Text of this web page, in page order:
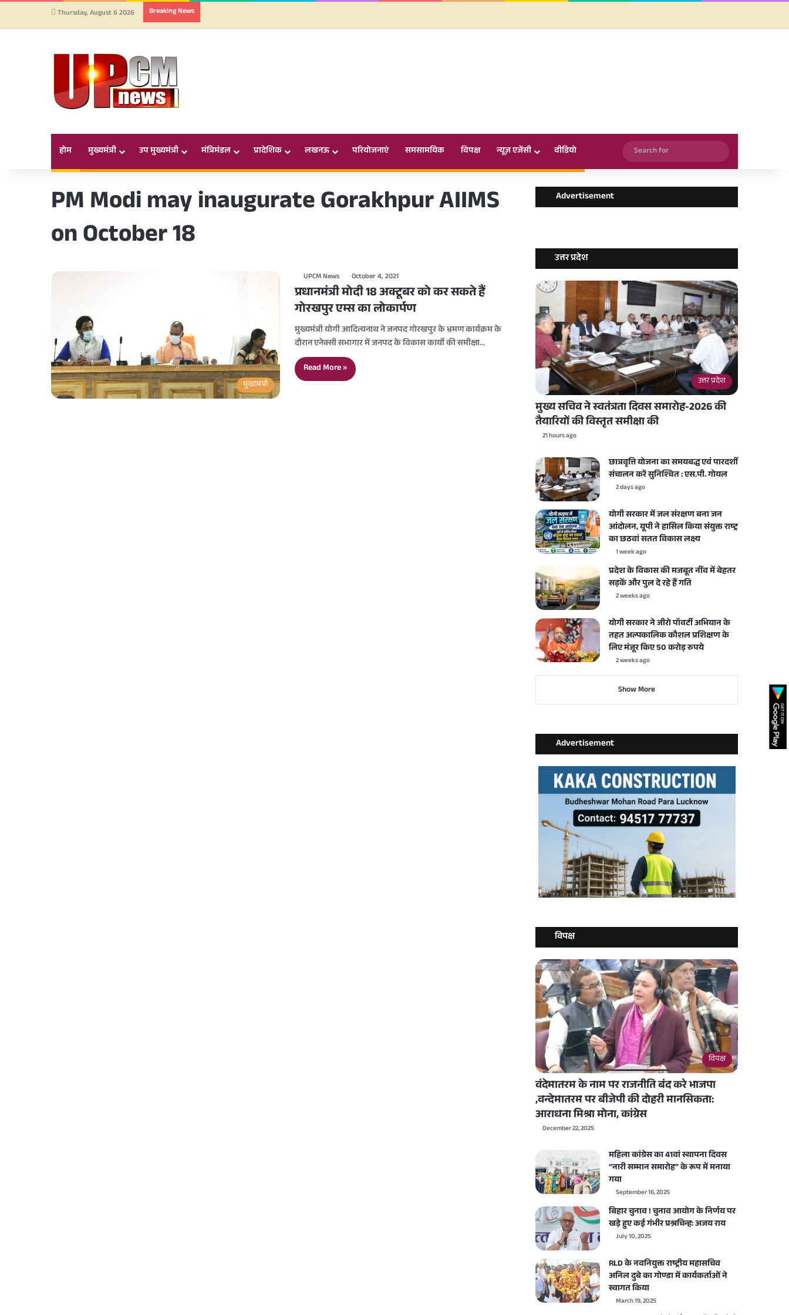
Thursday, August 6 2026 Breaking News
होम मुख्यमंत्री उप मुख्यमंत्री मंत्रिमंडल प्रादेशिक लखनऊ परियोजनाएं समसामयिक विपक्ष न्यूज़ एजेंसी वीडियो
Search
for
PM Modi may inaugurate Gorakhpur AIIMS
on October 18
मुख्यमंत्री
UPCM News October 4, 2021
प्रधानमंत्री मोदी 18 अक्टूबर को कर सकते हैं
गोरखपुर एम्स का लोकार्पण
मुख्यमंत्री योगी आदित्यनाथ ने जनपद गोरखपुर के भ्रमण कार्यक्रम के
दौरान एनेक्सी सभागार में जनपद के विकास कार्यों की समीक्षा…
Read More »
Advertisement
उत्तर प्रदेश
उत्तर प्रदेश
मुख्य सचिव ने स्वतंत्रता दिवस समारोह-2026 की
तैयारियों की विस्तृत समीक्षा की
21 hours ago
छात्रवृत्ति योजना का समयबद्ध एवं पारदर्शी
संचालन करें सुनिश्चित : एस.पी. गोयल
2 days ago
योगी सरकार में जल संरक्षण बना जन
आंदोलन, यूपी ने हासिल किया संयुक्त राष्ट्र
का छठवां सतत विकास लक्ष्य
1 week ago
प्रदेश के विकास की मजबूत नींव में बेहतर
सड़कें और पुल दे रहे हैं गति
2 weeks ago
योगी सरकार ने जीरो पॉवर्टी अभियान के
तहत अल्पकालिक कौशल प्रशिक्षण के
लिए मंजूर किए 50 करोड़ रुपये
2 weeks ago
Show More
Advertisement
विपक्ष
विपक्ष
वंदेमातरम के नाम पर राजनीति बंद करे भाजपा
,वन्देमातरम पर बीजेपी की दोहरी मानसिकता:
आराधना मिश्रा मोना, कांग्रेस
December 22, 2025
महिला कांग्रेस का 41वां स्थापना दिवस
“नारी सम्मान समारोह” के रूप में मनाया
गया
September 16, 2025
बिहार चुनाव ! चुनाव आयोग के निर्णय पर
खड़े हुए कई गंभीर प्रश्नचिन्ह: अजय राय
July 10, 2025
RLD के नवनियुक्त राष्ट्रीय महासचिव
अनिल दुबे का गोण्डा में कार्यकर्ताओं ने
स्वागत किया
March 19, 2025